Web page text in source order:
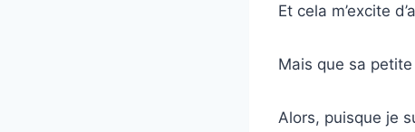
Et cela m’excite
Mais que sa
Alors, puisque je